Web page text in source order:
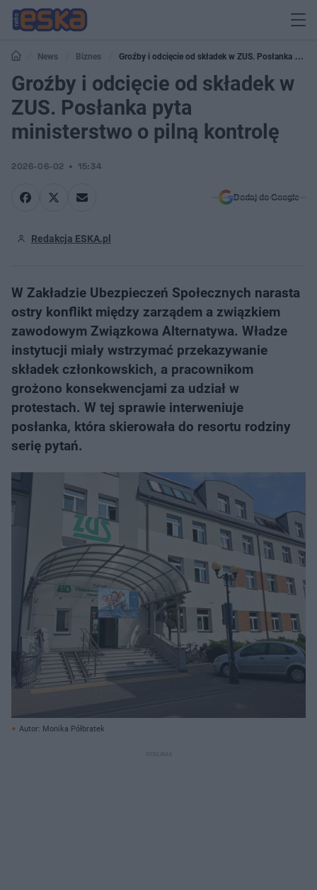
News Biznes
Groźby i odcięcie od składek w ZUS. Posłanka pyta
ministerstwo o pilną kontrolę
Groźby i odcięcie od składek w
ZUS. Posłanka pyta
ministerstwo o pilną kontrolę
2026-06-02 15:34
Dodaj do Google
Redakcja ESKA.pl
W Zakładzie Ubezpieczeń Społecznych narasta
ostry konflikt między zarządem a związkiem
zawodowym Związkowa Alternatywa. Władze
instytucji miały wstrzymać przekazywanie
składek członkowskich, a pracownikom
grożono konsekwencjami za udział w
protestach. W tej sprawie interweniuje
posłanka, która skierowała do resortu rodziny
serię pytań.
Autor: Monika Półbratek